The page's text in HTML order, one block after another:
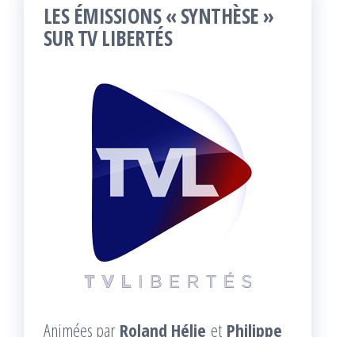
LES ÉMISSIONS « SYNTHÈSE »
SUR TV LIBERTÉS
Animées par Roland Hélie et Philippe